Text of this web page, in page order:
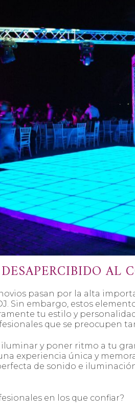
AL
pasan por la alta
Sin embargo, estos
tu estilo y
que se preocupen
iluminar y poner ritmo a tu
experiencia única y
de sonido e
en los que confiar?